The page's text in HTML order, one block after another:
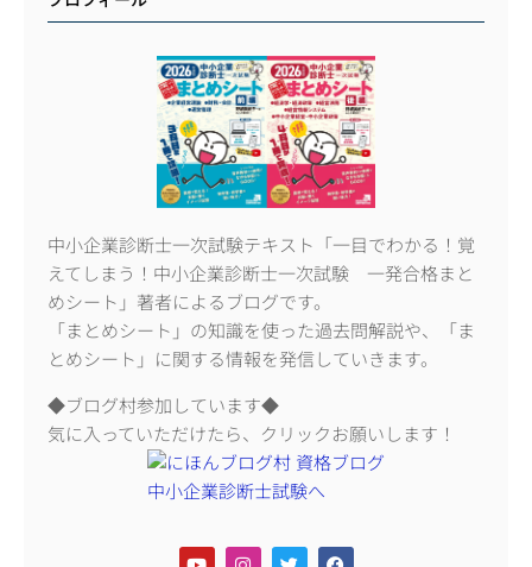
中小企業診断士一次試験テキスト「一目でわかる！覚
えてしまう！中小企業診断士一次試験 一発合格まと
めシート」著者によるブログです。
「まとめシート」の知識を使った過去問解説や、「ま
とめシート」に関する情報を発信していきます。
◆ブログ村参加しています◆
気に入っていただけたら、クリックお願いします！